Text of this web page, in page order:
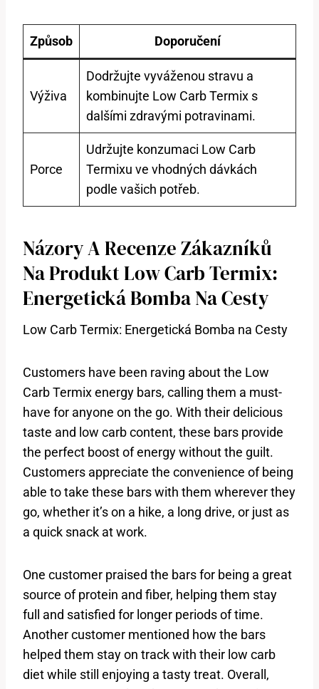
Způsob Doporučení
Výživa
Dodržujte vyváženou stravu a
kombinujte Low Carb Termix s
‌dalšími zdravými potravinami.
Porce
Udržujte konzumaci ⁢Low Carb
Termixu ve vhodných dávkách
‌podle vašich potřeb.
Názory A Recenze Zákazníků‌
Na Produkt Low Carb⁢ Termix:
Energetická Bomba Na Cesty
Low Carb Termix: Energetická Bomba na ⁢Cesty
Customers⁣ have been raving about the Low
Carb ​Termix energy bars, calling them a must-
have for anyone‍ on the go. With ‍their delicious
taste and low carb content, these‌ bars provide
the perfect ​boost of energy without ⁤the guilt.
Customers appreciate the convenience of ⁤being
able to take these ⁣bars⁤ with them wherever they
go,⁤ whether ⁤it’s on⁢ a hike, a ‌long drive, or just as
a quick snack at work.
One customer praised the bars for‌ being ⁣a great
source of protein ​and fiber, helping them‌ stay
full and satisfied for longer periods of⁤ time.
Another customer mentioned how the ​bars
helped them stay on track with their low carb⁤
diet​ while ‍still enjoying ‌a tasty treat. Overall,